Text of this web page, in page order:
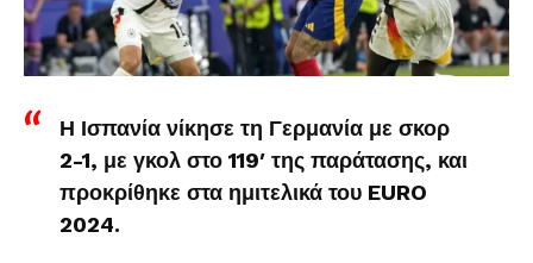
Η Ισπανία νίκησε τη Γερμανία με σκορ
2-1, με γκολ στο 119′ της παράτασης, και
προκρίθηκε στα ημιτελικά του EURO
2024.